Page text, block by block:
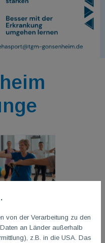
von der Verarbeitung zu den
an Länder außerhalb
z.B. in die USA. Das